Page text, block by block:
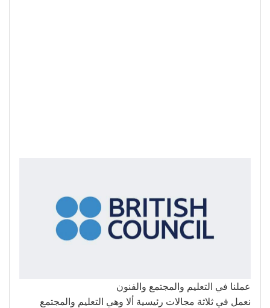
عملنا في التعليم والمجتمع والفنون
نعمل في ثلاثة مجالات رئيسية ألا وهي التعليم والمجتمع